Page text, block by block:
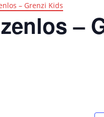
– Grenzi Kids
–